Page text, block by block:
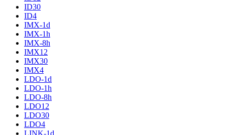
ID30
ID4
IMX-1d
IMX-1h
IMX-8h
IMX12
IMX30
IMX4
LDO-1d
LDO-1h
LDO-8h
LDO12
LDO30
LDO4
LINK-1d